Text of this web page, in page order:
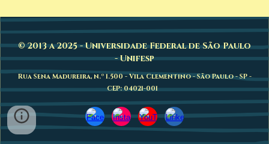
© 2013 a 2025 - Universidade Federal de São Paulo
- Unifesp
Rua Sena Madureira, n.º 1.500 - Vila Clementino - São Paulo - SP -
CEP: 04021-001